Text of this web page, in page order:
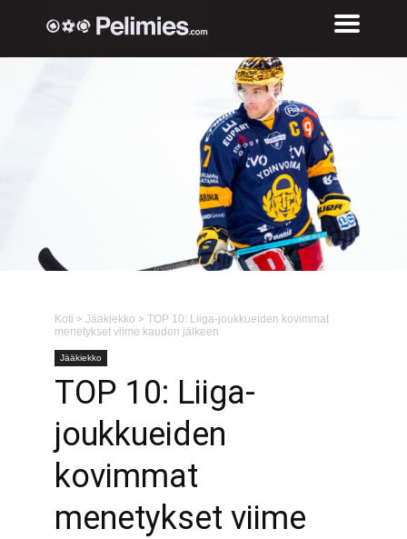
Koti > Jääkiekko > TOP 10: Liiga-joukkueiden kovimmat
menetykset viime kauden jälkeen
Jääkiekko
TOP 10: Liiga-
joukkueiden
kovimmat
menetykset viime